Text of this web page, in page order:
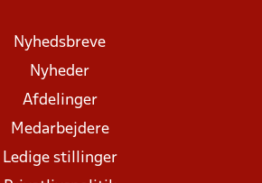
Nyhedsbreve
Nyheder
Afdelinger
Medarbejdere
Ledige stillinger